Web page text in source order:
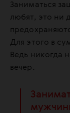
Заниматься
любят, это ни
Для этого в
Ведь никогда
вечер.